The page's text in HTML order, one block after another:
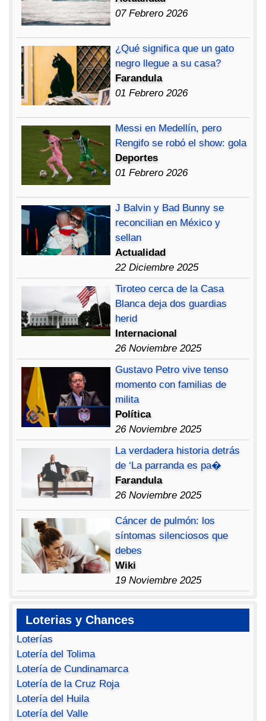
07 Febrero 2026
¿Qué significa que un gato
negro llegue a su casa?
Farandula
01 Febrero 2026
Messi en Medellín, pero
Rengifo se robó el show: gola
Deportes
01 Febrero 2026
J Balvin y Bad Bunny se
reconcilian en México y
sellan
Actualidad
22 Diciembre 2025
Tiroteo cerca de la Casa
Blanca deja dos guardias
herid
Internacional
26 Noviembre 2025
Gustavo Petro vive tenso
momento con familias de
milita
Política
26 Noviembre 2025
La verdadera historia detrás
de ‘La parranda es pa�
Farandula
26 Noviembre 2025
Cáncer de pulmón: los
síntomas silenciosos que
debes
Wiki
19 Noviembre 2025
Loterias y Chances
Loterías
Lotería del Tolima
Lotería de Cundinamarca
Lotería de la Cruz Roja
Lotería del Huila
Lotería del Valle